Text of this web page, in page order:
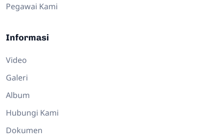
Pegawai Kami
Informasi
Video
Galeri
Album
Hubungi Kami
Dokumen